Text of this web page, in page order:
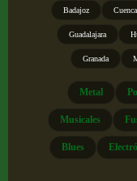
Badajoz Cuenca
Guadalajara
Granada
Metal
Musicales
Blues